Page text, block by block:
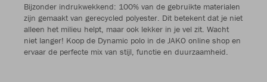
Bijzonder indrukwekkend: 100% van de gebruikte materialen
zijn gemaakt van gerecycled polyester. Dit betekent dat je niet
alleen het milieu helpt, maar ook lekker in je vel zit. Wacht
niet langer! Koop de Dynamic polo in de JAKO online shop en
ervaar de perfecte mix van stijl, functie en duurzaamheid.